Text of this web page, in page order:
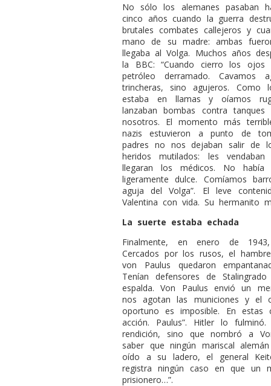
No sólo los alemanes pasaban
cinco años cuando la guerra
brutales combates callejeros y
mano de su madre: ambas
llegaba al Volga. Muchos años
la BBC: “Cuando cierro los
petróleo derramado.
trincheras, sino agujeros.
estaba en llamas y oíamos
lanzaban bombas contra
nosotros. El momento más
nazis estuvieron a punto de
padres no nos dejaban salir de
heridos mutilados: les
llegaran los médicos. No
ligeramente dulce. Comíamos
aguja del Volga”. El leve
Valentina con vida. Su hermanito
La suerte estaba echada
Finalmente, en enero de
Cercados por los rusos, el
von Paulus quedaron
Tenían defensores de
espalda. Von Paulus envió un
nos agotan las municiones y el
oportuno es imposible. En estas
acción. Paulus”. Hitler lo
rendición, sino que nombró a
saber que ningún mariscal
oído a su ladero, el general
registra ningún caso en que un
prisionero…”.